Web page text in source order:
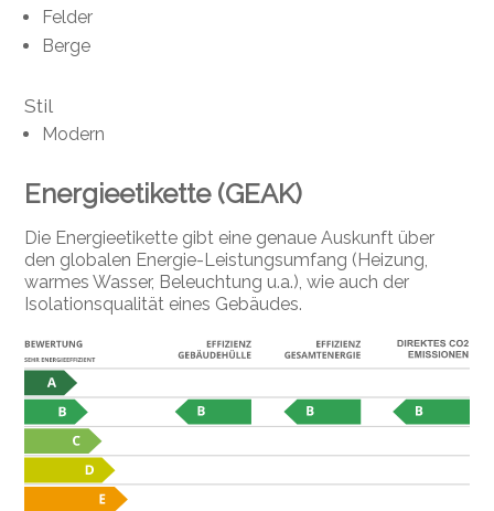
Felder
Berge
Stil
Modern
Energieetikette (GEAK)
Die Energieetikette gibt eine genaue Auskunft über
den globalen Energie-Leistungsumfang (Heizung,
warmes Wasser, Beleuchtung u.a.), wie auch der
Isolationsqualität eines Gebäudes.